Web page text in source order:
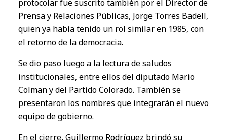
protocolar fue suscrito también por el Director de
Prensa y Relaciones Públicas, Jorge Torres Badell,
quien ya había tenido un rol similar en 1985, con
el retorno de la democracia.
Se dio paso luego a la lectura de saludos
institucionales, entre ellos del diputado Mario
Colman y del Partido Colorado. También se
presentaron los nombres que integrarán el nuevo
equipo de gobierno.
En el cierre, Guillermo Rodríguez brindó su